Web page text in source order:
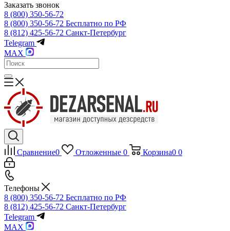
Заказать звонок
8 (800) 350-56-72
8 (800) 350-56-72 Бесплатно по РФ
8 (812) 425-56-72 Санкт-Петербург
Telegram
MAX
Сравнение0 Отложенные 0 Корзина0 0
Телефоны
8 (800) 350-56-72 Бесплатно по РФ
8 (812) 425-56-72 Санкт-Петербург
Telegram
MAX